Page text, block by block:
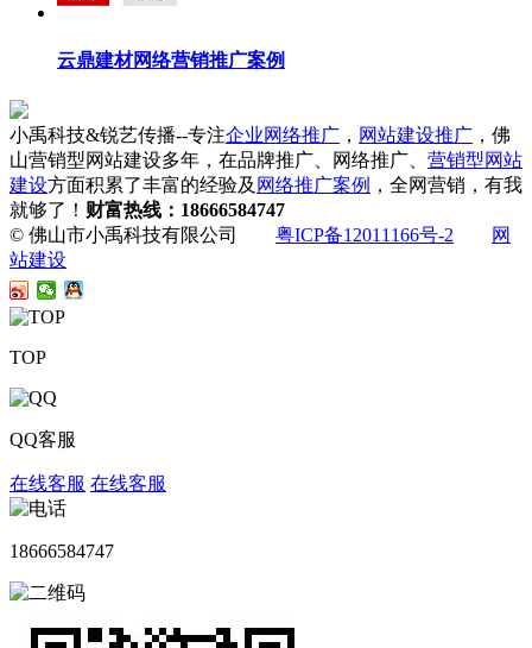
云鼎建材网络营销推广案例
小禹科技&锐艺传播--专注企业网络推广 ， 网站建设推广 ，佛
山营销型网站建设多年，在品牌推广、网络推广、 营销型网站
建设方面积累了丰富的经验及 网络推广案例 ，全网营销，有我
就够了！ 财富热线：18666584747
© 佛山市小禹科技有限公司 粤ICP备12011166号-2
网
站建设
TOP
QQ客服
在线客服 在线客服
18666584747